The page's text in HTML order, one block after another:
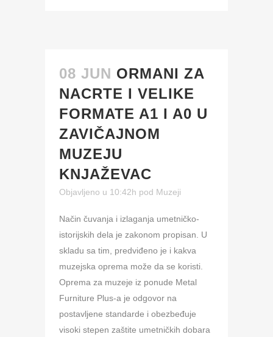
08 JUN ORMANI ZA
NACRTE I VELIKE
FORMATE A1 I A0 U
ZAVIČAJNOM
MUZEJU
KNJAŽEVAC
Objavljeno u 10:42h pod Muzeji
Način čuvanja i izlaganja umetničko-
istorijskih dela je zakonom propisan. U
skladu sa tim, predviđeno je i kakva
muzejska oprema može da se koristi.
Oprema za muzeje iz ponude Metal
Furniture Plus-a je odgovor na
postavljene standarde i obezbeđuje
visoki stepen zaštite umetničkih dobara